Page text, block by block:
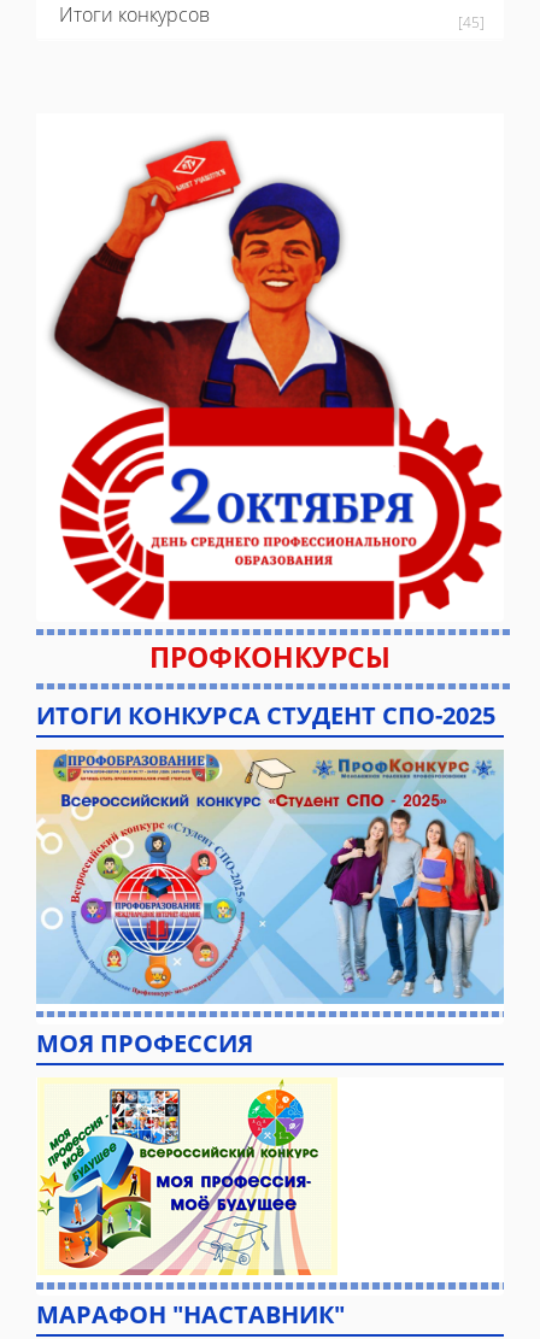
Итоги конкурсов [45]
ПРОФКОНКУРСЫ
ИТОГИ КОНКУРСА СТУДЕНТ СПО-2025
МОЯ ПРОФЕССИЯ
МАРАФОН "НАСТАВНИК"